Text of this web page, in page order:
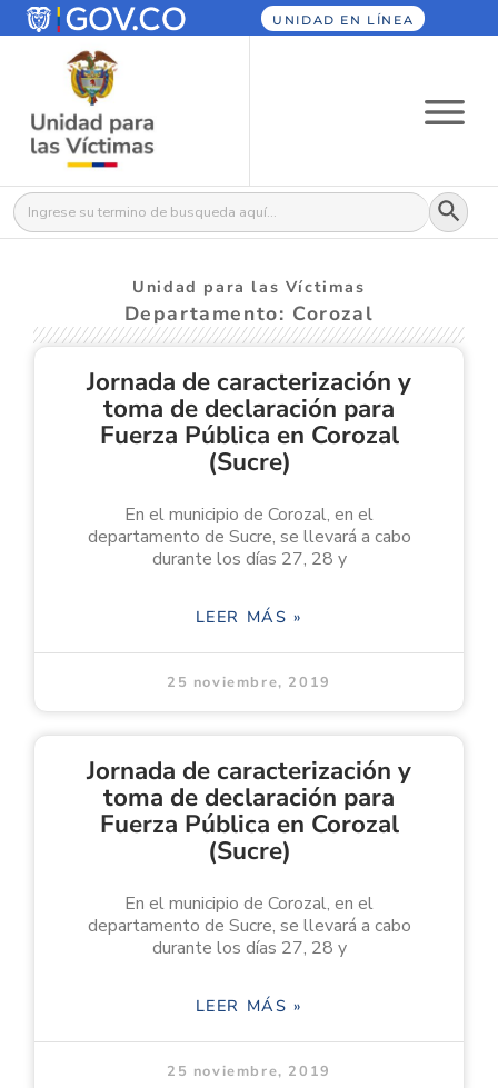
UNIDAD EN LÍNEA
Buscar: Botón
Unidad para las Víctimas
Departamento: Corozal
Jornada de caracterización y
toma de declaración para
Fuerza Pública en Corozal
(Sucre)
En el municipio de Corozal, en el
departamento de Sucre, se llevará a cabo
durante los días 27, 28 y
LEER MÁS »
25 noviembre, 2019
Jornada de caracterización y
toma de declaración para
Fuerza Pública en Corozal
(Sucre)
En el municipio de Corozal, en el
departamento de Sucre, se llevará a cabo
durante los días 27, 28 y
LEER MÁS »
25 noviembre, 2019